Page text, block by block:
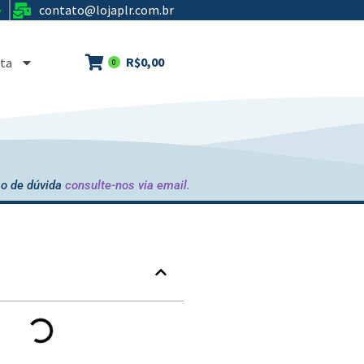
contato@lojaplr.com.br
R$0,00
0
de dúvida consulte-nos via email.